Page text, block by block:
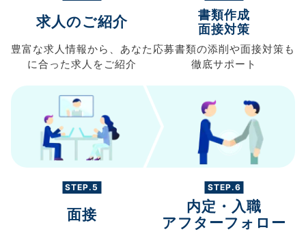
求人のご紹介
豊富な求人情報から、 あなた
に合った求人を ご紹介
書類作成
面接対策
応募書類の添削や面接対策も
徹底サポート
STEP.5
面接
STEP.6
内定・入職
アフターフォロー